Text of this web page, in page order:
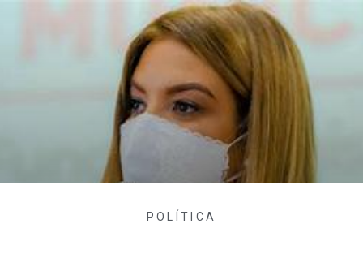
POLÍTICA